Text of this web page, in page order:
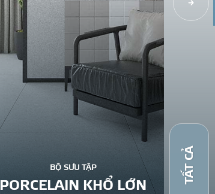
BỘ SƯU TẬP
PORCELAIN KHỔ LỚN
TẤT CẢ